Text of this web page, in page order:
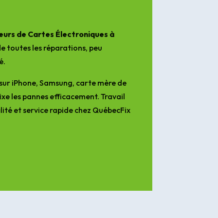
de Cartes Électroniques à
toutes les réparations, peu
iPhone, Samsung, carte mère de
les pannes efficacement. Travail
et service rapide chez QuébecFix